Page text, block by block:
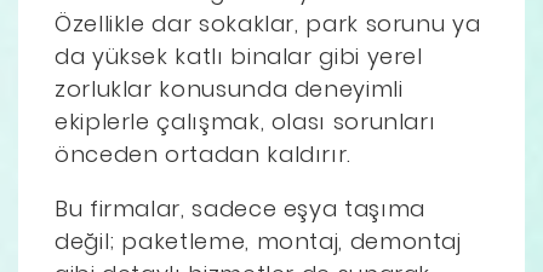
Özellikle dar sokaklar, park sorunu ya
da yüksek katlı binalar gibi yerel
zorluklar konusunda deneyimli
ekiplerle çalışmak, olası sorunları
önceden ortadan kaldırır.
Bu firmalar, sadece eşya taşıma
değil; paketleme, montaj, demontaj